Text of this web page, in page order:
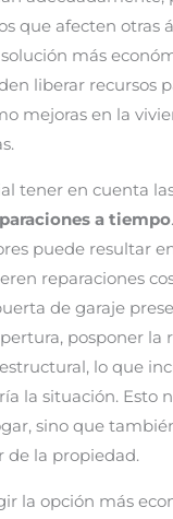
que afecten otras
más
liberar recursos
mejoras en la
tener en cuenta
a tiempo
puede resultar
reparaciones
de garaje
posponer la
lo que
la situación. Esto
sino que
de la propiedad.
la opción más